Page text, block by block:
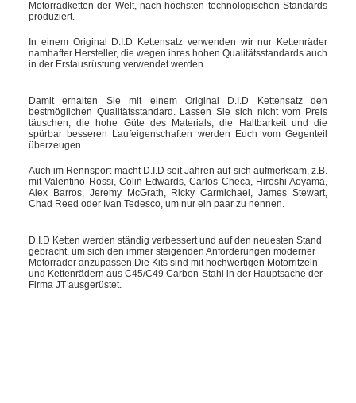
Motorradketten der Welt, nach höchsten technologischen Standards
produziert.
In einem Original D.I.D Kettensatz verwenden wir nur Kettenräder
namhafter Hersteller, die wegen ihres hohen Qualitätsstandards auch
in der Erstausrüstung verwendet werden
Damit erhalten Sie mit einem Original D.I.D Kettensatz den
bestmöglichen Qualitätsstandard. Lassen Sie sich nicht vom Preis
täuschen, die hohe Güte des Materials, die Haltbarkeit und die
spürbar besseren Laufeigenschaften werden Euch vom Gegenteil
überzeugen.
Auch im Rennsport macht D.I.D seit Jahren auf sich aufmerksam, z.B.
mit Valentino Rossi, Colin Edwards, Carlos Checa, Hiroshi Aoyama,
Alex Barros, Jeremy McGrath, Ricky Carmichael, James Stewart,
Chad Reed oder Ivan Tedesco, um nur ein paar zu nennen.
D.I.D Ketten werden ständig verbessert und auf den neuesten Stand
gebracht, um sich den immer steigenden Anforderungen moderner
Motorräder anzupassen.Die Kits sind mit hochwertigen Motorritzeln
und Kettenrädern aus C45/C49 Carbon-Stahl in der Hauptsache der
Firma JT ausgerüstet.